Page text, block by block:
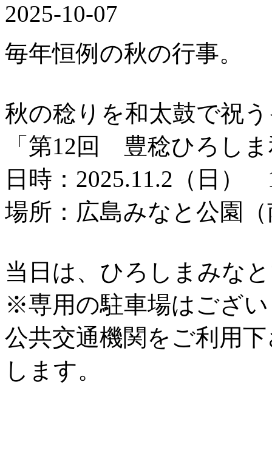
2025-10-07
毎年恒例の秋の行事。
秋の稔りを和太鼓で祝
「第12回 豊稔ひろし
日時：2025.11.2（日）
場所：広島みなと公園
当日は、ひろしまみな
※専用の駐車場はござ
公共交通機関をご利用
します。